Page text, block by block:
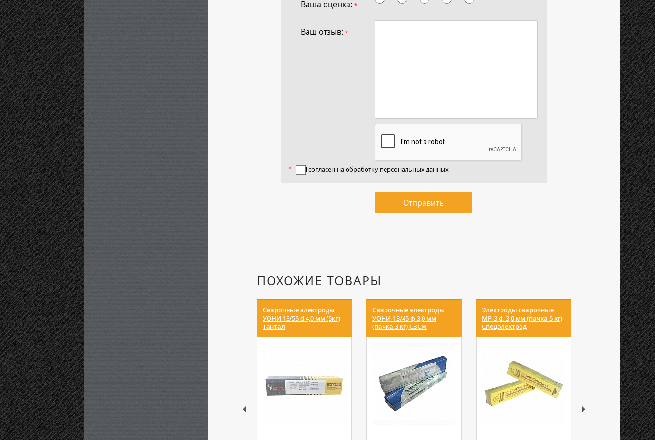
Ваша оценка: *
Ваш отзыв: *
Я согласен наобработку персональных данных
Отправить
ПОХОЖИЕ ТОВАРЫ
Сварочные электроды
УОНИ 13/55 d 4,0 мм (5кг)
Тантал
Сварочные электроды
УОНИ-13/45 ф 3,0 мм
(пачка 3 кг) СЗСМ
Электроды сварочные
МР-3 d. 3,0 мм (пачка 5 кг)
Спецэлектрод
Электроды
МР-3 d. 4,0 мм
Спецэлектрод